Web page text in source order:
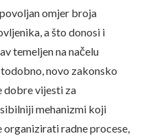
omjer broja
a što donosi i
temeljen na načelu
novo zakonsko
dobre vijesti za
mehanizmi koji
organizirati radne procese,